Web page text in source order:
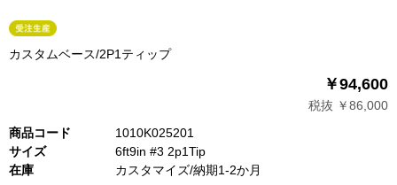
カスタムベース/2P1ティップ
￥94,600
税抜 ￥86,000
商品コード
1010K025201
サイズ
6ft9in #3 2p1Tip
在庫
カスタマイズ/納期1-2か月